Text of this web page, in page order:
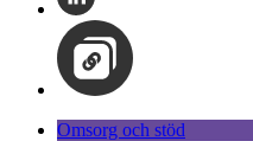
Omsorg och stöd